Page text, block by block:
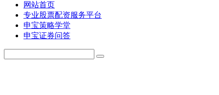
网站首页
专业股票配资服务平台
申宝策略学堂
申宝证券问答